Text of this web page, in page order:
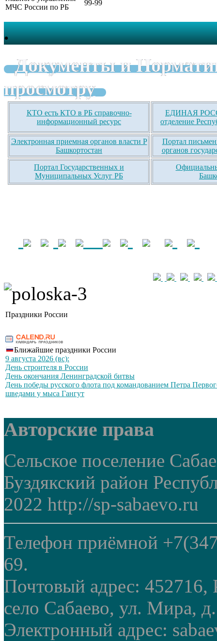
МЧС России по РБ
99-99
.
Документы и
просмотру
КТО есть КТО в РБ справочно-
информационный ресурс
ЕДИНАЯ
отделение
Электронная приемная органов власти Р
Башкортостан
Портал
органов
Портал Государственных и
Муниципальных Услуг РБ
Праздники России
Ближайшие праздники России
9 августа 2026 (вс):
День строителя в России
День окончания Ленинградской битвы
День победы русского флота под командованием Петра
шведами у мыса Гангут
Авторские права
Сельское поселение
Буздякский район
2022 http://sp-sabaevo.ru
Телефон приёмной
69.
Почтовый адрес: 452716,
село Сабаево, ул. Мира,
Электронный адрес: